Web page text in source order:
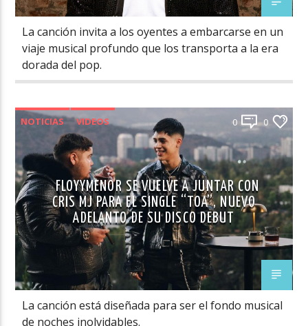
La canción invita a los oyentes a embarcarse en un
viaje musical profundo que los transporta a la era
dorada del pop.
NOTICIAS VIDEOS 0 0
FLOYYMENOR SE VUELVE A JUNTAR CON
CRIS MJ PARA EL SINGLE “TOA”, NUEVO
ADELANTO DE SU DISCO DEBUT
La canción está diseñada para ser el fondo musical
de noches inolvidables.